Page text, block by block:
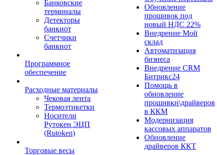
Банковские
терминалы
Детекторы
банкнот
Счетчики
банкнот
Программное
обеспечение
Расходные материалы
Чековая лента
Термоэтикетки
Носители
Рутокен ЭЦП
(Rutoken)
Торговые весы
Обновление
прошивок под
новый НДС 22%
Внедрение Мой
склад
Автоматизация
бизнеса
Внедрение CRM
Битрикс24
Помощь в
обновление
прошивки\драйверов
в ККМ
Модернизация
кассовых аппаратов
Обновление
драйверов ККТ